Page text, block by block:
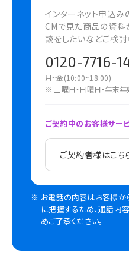
インターネット申込み
CMで見た商品の資料
談をしたいなどご検
0120-7716-
月~金(10:00~18:00)
※ 土曜日・日曜日・年末年
ご契約中のお客様サー
ご契約者様はこち
お電話の内容はお客様か
に把握するため、通話内
めご了承ください。